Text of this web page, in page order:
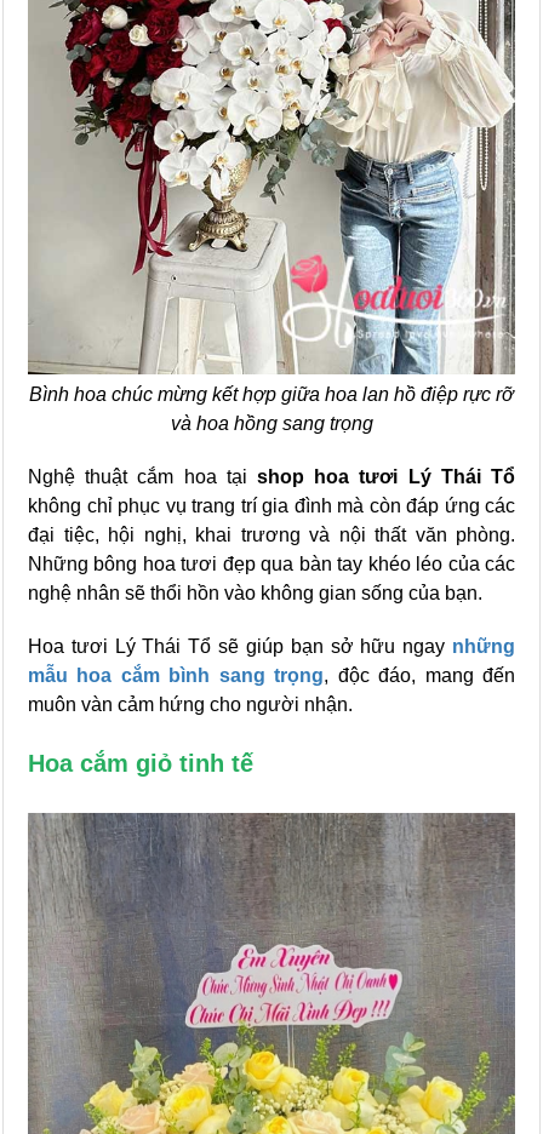
Bình hoa chúc mừng kết hợp giữa hoa lan hồ điệp rực rỡ
và hoa hồng sang trọng
Nghệ thuật cắm hoa tại shop hoa tươi Lý Thái Tổ
không chỉ phục vụ trang trí gia đình mà còn đáp ứng các
đại tiệc, hội nghị, khai trương và nội thất văn phòng.
Những bông hoa tươi đẹp qua bàn tay khéo léo của các
nghệ nhân sẽ thổi hồn vào không gian sống của bạn.
Hoa tươi Lý Thái Tổ sẽ giúp bạn sở hữu ngay những
mẫu hoa cắm bình sang trọng, độc đáo, mang đến
muôn vàn cảm hứng cho người nhận.
Hoa cắm giỏ tinh tế